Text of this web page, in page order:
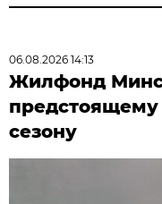
06.08.2026 14:13
Жилфонд
предстоящему
сезону